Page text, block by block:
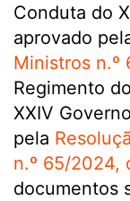
Conduta do
aprovado
Ministros n.º
Regimento
XXIV
pela
n.º 65/2024,
documentos